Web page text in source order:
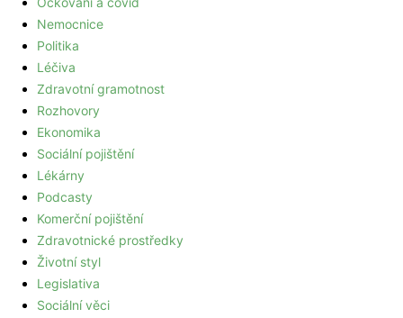
Nemocnice
Politika
Léčiva
Zdravotní gramotnost
Rozhovory
Ekonomika
Sociální pojištění
Lékárny
Podcasty
Komerční pojištění
Zdravotnické prostředky
Životní styl
Legislativa
Sociální věci